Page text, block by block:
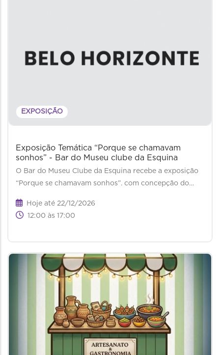
EXPOSIÇÃO
Exposição Temática “Porque se chamavam
sonhos” - Bar do Museu clube da Esquina
O Bar do Museu Clube da Esquina recebe a exposição
“Porque se chamavam sonhos”. com concepção do…
Hoje até 22/12/2026
12:00 às 17:00